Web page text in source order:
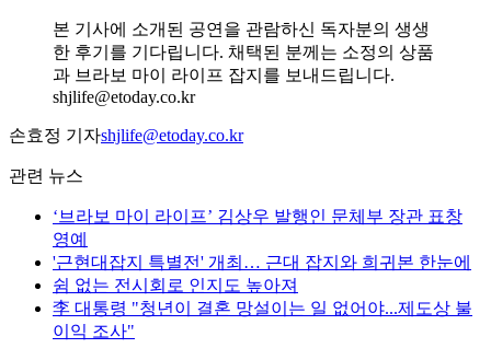
본 기사에 소개된 공연을 관람하신 독자분의 생생
한 후기를 기다립니다. 채택된 분께는 소정의 상품
과 브라보 마이 라이프 잡지를 보내드립니다.
shjlife@etoday.co.kr
손효정 기자shjlife@etoday.co.kr
관련 뉴스
‘브라보 마이 라이프’ 김상우 발행인 문체부 장관 표창
영예
'근현대잡지 특별전' 개최… 근대 잡지와 희귀본 한눈에
쉼 없는 전시회로 인지도 높아져
李 대통령 "청년이 결혼 망설이는 일 없어야...제도상 불
이익 조사"